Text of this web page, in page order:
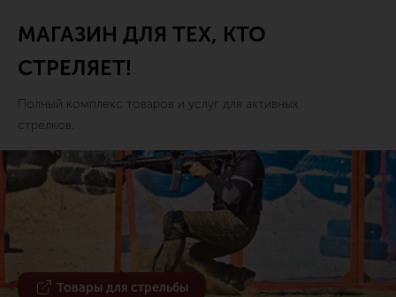
МАГАЗИН ДЛЯ ТЕХ, КТО
СТРЕЛЯЕТ!
Полный комплекс товаров и услуг для активных
стрелков.
Товары для стрельбы